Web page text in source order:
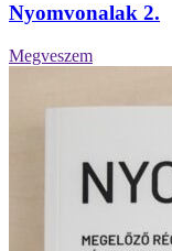
Nyomvonalak 2.
Megveszem